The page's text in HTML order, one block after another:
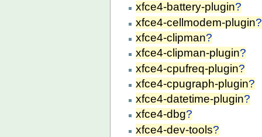
xfce4-battery-plugin?
xfce4-cellmodem-plugin?
xfce4-clipman?
xfce4-clipman-plugin?
xfce4-cpufreq-plugin?
xfce4-cpugraph-plugin?
xfce4-datetime-plugin?
xfce4-dbg?
xfce4-dev-tools?